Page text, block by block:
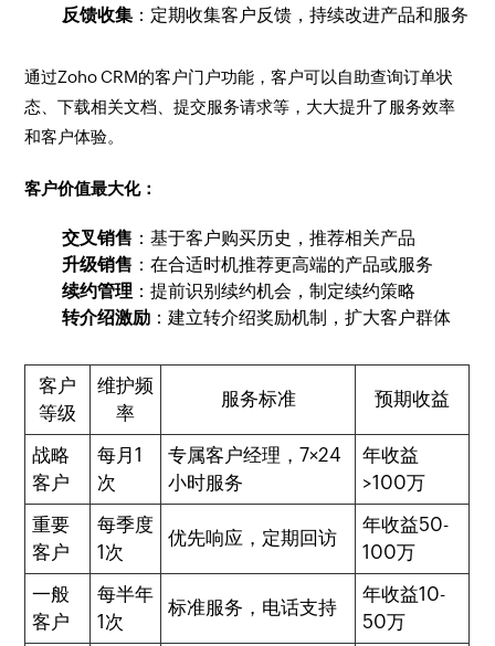
反馈收集 ：定期收集客户反馈，持续改进产品和服务
通过Zoho CRM的客户门户功能，客户可以自助查询订单状
态、下载相关文档、提交服务请求等，大大提升了服务效率
和客户体验。
客户价值最大化：
交叉销售 ：基于客户购买历史，推荐相关产品
升级销售 ：在合适时机推荐更高端的产品或服务
续约管理 ：提前识别续约机会，制定续约策略
转介绍激励 ：建立转介绍奖励机制，扩大客户群体
客户
等级
维护频
率
服务标准 预期收益
战略
客户
每月1
次
专属客户经理，7×24
小时服务
年收益
>100万
重要
客户
每季度
1次
优先响应，定期回访
年收益50-
100万
一般
客户
每半年
1次
标准服务，电话支持
年收益10-
50万